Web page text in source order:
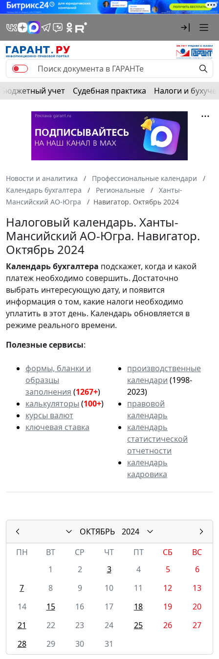
Бюджетный учет Судебная практика Налоги и
Новости и аналитика
Профессиональные календари
Календарь бухгалтера
Региональные
Ханты-
Мансийский АО-Югра
Навигатор. Октябрь 2024
Налоговый календарь. Ханты-
Мансийский АО-Югра. Навигатор.
Октябрь 2024
Календарьбухгалтера подскажет, когда и какой
платеж необходимо совершить. Достаточно
выбрать интересующую дату, и появится
информация о том, какие налоги необходимо
уплатить в этот день. Календарь обновляется в
режиме реального времени.
Полезные сервисы:
формы, бланки и
образцы
заполнения (1267+)
калькуляторы (100+)
курсы валют
ключевая ставка
производственные
календари (1998-
2023)
правовой
календарь
календарь
статистической
отчетности
календарь
кадровика
ОКТЯБРЬ
2024
ПН
ВТ СР ЧТ ПТ СБ
ВС
1
2 3 4 5
6
7
8 9 10 11 12
13
14
15 16 17 18 19
20
21
22 23 24 25 26
27
28
29 30 31